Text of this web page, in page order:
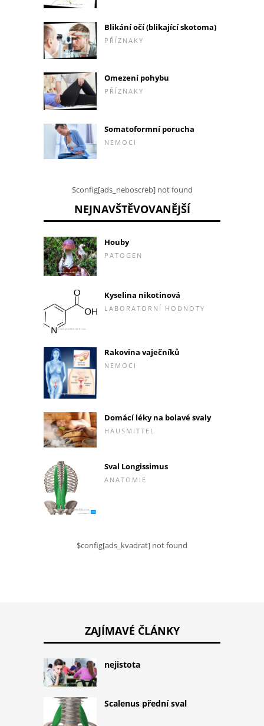
Blikání očí (blikající skotoma)
PŘÍZNAKY
Omezení pohybu
PŘÍZNAKY
Somatoformní porucha
NEMOCI
$config[ads_neboscreb] not found
NEJNAVŠTĚVOVANĚJŠÍ
Houby
PATOGEN
Kyselina nikotinová
LABORATORNÍ HODNOTY
Rakovina vaječníků
NEMOCI
Domácí léky na bolavé svaly
HAUSMITTEL
Sval Longissimus
ANATOMIE
$config[ads_kvadrat] not found
ZAJÍMAVÉ ČLÁNKY
nejistota
Scalenus přední sval